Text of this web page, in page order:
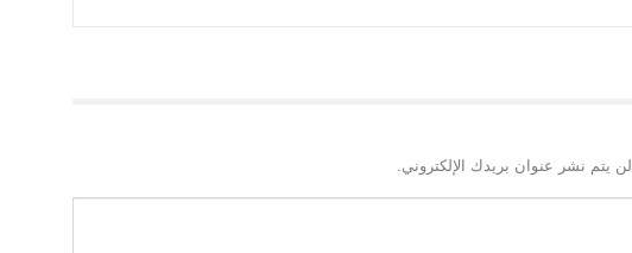
لن يتم نشر عنوان بريدك الإلكتروني.